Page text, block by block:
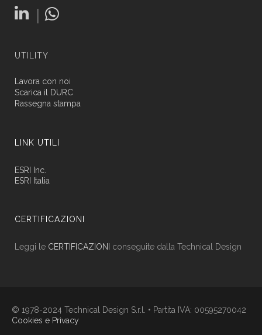
|
UTILITY
Lavora con noi
Scarica il DURC
Rassegna stampa
LINK UTILI
ESRI Inc.
ESRI Italia
CERTIFICAZIONI
Leggi le CERTIFICAZIONI conseguite dalla Technical Design
© 1978-2024 Technical Design S.r.l. • Partita IVA: 00595270042
Cookies e Privacy